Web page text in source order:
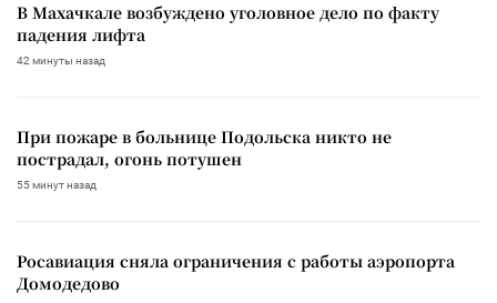
В Махачкале возбуждено уголовное дело по факту
падения лифта
42 минуты назад
При пожаре в больнице Подольска никто не
пострадал, огонь потушен
55 минут назад
Росавиация сняла ограничения с работы аэропорта
Домодедово